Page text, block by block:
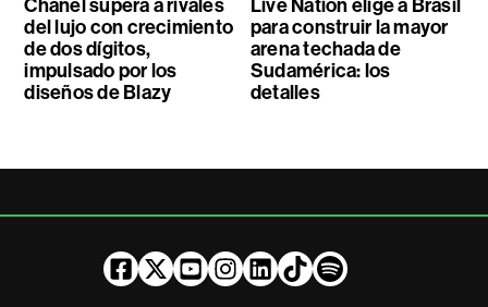
Chanel supera a rivales
del lujo con crecimiento
de dos dígitos,
impulsado por los
diseños de Blazy
Live Nation elige a Brasil
para construir la mayor
arena techada de
Sudamérica: los
detalles